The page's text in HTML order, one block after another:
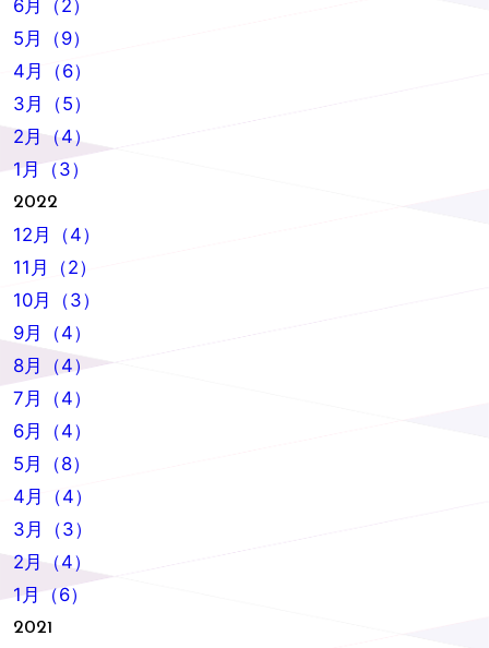
6月（2）
5月（9）
4月（6）
3月（5）
2月（4）
1月（3）
2022
12月（4）
11月（2）
10月（3）
9月（4）
8月（4）
7月（4）
6月（4）
5月（8）
4月（4）
3月（3）
2月（4）
1月（6）
2021